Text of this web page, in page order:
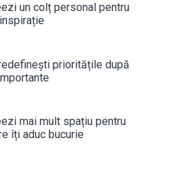
un colț personal pentru
prioritățile după
mai mult spațiu pentru
îți aduc bucurie